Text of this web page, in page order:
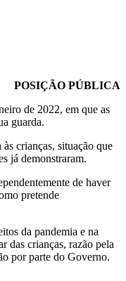
POSIÇÃO PÚBLICA
de 2022, em que as
guarda.
crianças, situação que
já demonstraram.
de haver
pretende
da pandemia e na
das crianças, razão pela
por parte do Governo.